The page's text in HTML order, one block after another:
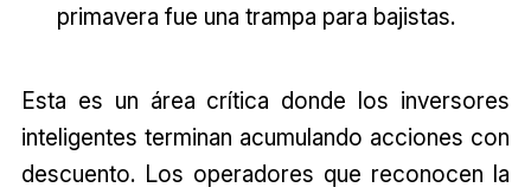
primavera fue una trampa para bajistas.
Esta es un área crítica donde los inversores
inteligentes terminan acumulando acciones con
descuento. Los operadores que reconocen la